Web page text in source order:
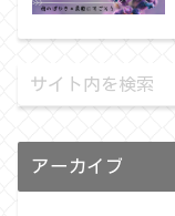
アーカイブ